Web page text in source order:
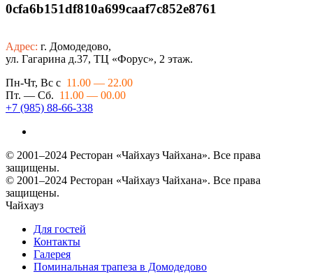
0cfa6b151df810a699caaf7c852e8761
Адрес: г. Домодедово,
ул. Гагарина д.37, ТЦ «Форус», 2 этаж.
Пн-Чт, Вс с 11.00 — 22.00
Пт. — Сб. 11.00 — 00.00
+7 (985) 88-66-338
© 2001–2024 Ресторан «Чайхауз Чайхана». Все права
защищены.
© 2001–2024 Ресторан «Чайхауз Чайхана». Все права
защищены.
Чайхауз
Для гостей
Контакты
Галерея
Поминальная трапеза в Домодедово